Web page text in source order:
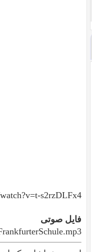
s2rzDLFx4
فایل صوتی